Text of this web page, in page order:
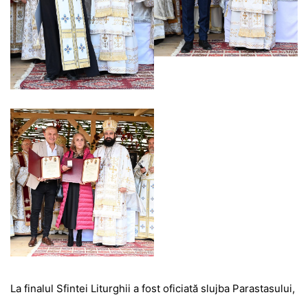
La finalul Sfintei Liturghii a fost oficiată slujba Parastasului,